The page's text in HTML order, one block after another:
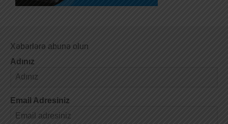
Xəbərlərə abunə olun
Adınız
Email Adresiniz